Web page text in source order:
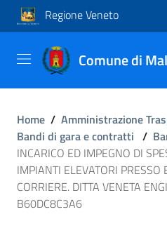
Regione Veneto
Comune di
Home / Amministrazione
Bandi di gara e contratti /
INCARICO ED IMPEGNO DI
IMPIANTI ELEVATORI PRESSO
CORRIERE. DITTA VENETA
B60DC8C3A6